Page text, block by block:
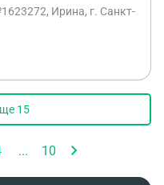
Ирина, г. Санкт-
15
... 10